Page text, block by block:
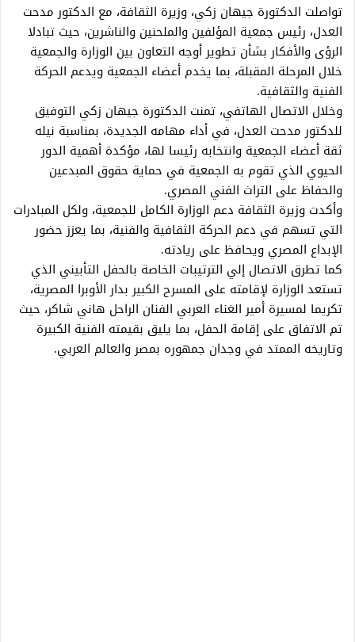
تواصلت الدكتورة جيهان زكي، وزيرة الثقافة، مع الدكتور مدحت
العدل، رئيس جمعية المؤلفين والملحنين والناشرين، حيث تبادلا
الرؤى والأفكار بشأن تطوير أوجه التعاون بين الوزارة والجمعية
خلال المرحلة المقبلة، بما يخدم أعضاء الجمعية ويدعم الحركة
الفنية والثقافية.
وخلال الاتصال الهاتفي، تمنت الدكتورة جيهان زكي التوفيق
للدكتور مدحت العدل، في أداء مهامه الجديدة، بمناسبة نيله
ثقة أعضاء الجمعية وانتخابه رئيسا لها، مؤكدة أهمية الدور
الحيوي الذي تقوم به الجمعية في حماية حقوق المبدعين
والحفاظ على التراث الفني المصري.
وأكدت وزيرة الثقافة دعم الوزارة الكامل للجمعية، ولكل المبادرات
التي تسهم في دعم الحركة الثقافية والفنية، بما يعزز حضور
الإبداع المصري ويحافظ على ريادته.
كما تطرق الاتصال إلي الترتيبات الخاصة بالحفل التأبيني الذي
تستعد الوزارة لإقامته على المسرح الكبير بدار الأوبرا المصرية،
تكريما لمسيرة أمير الغناء العربي الفنان الراحل هاني شاكر، حيث
تم الاتفاق على إقامة الحفل، بما يليق بقيمته الفنية الكبيرة
وتاريخه الممتد في وجدان جمهوره بمصر والعالم العربي.